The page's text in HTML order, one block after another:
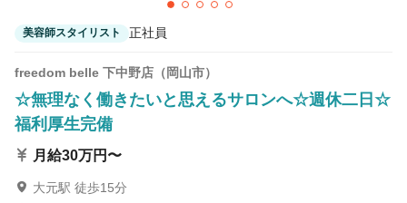
美容師スタイリスト 正社員
freedom belle 下中野店（岡山市）
☆無理なく働きたいと思えるサロンへ☆週休二日☆
福利厚生完備
月給30万円〜
大元駅 徒歩15分